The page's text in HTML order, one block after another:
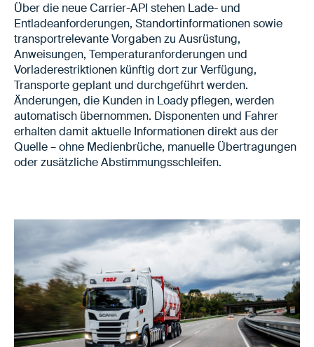
Über die neue Carrier-API stehen Lade- und
Entladeanforderungen, Standortinformationen sowie
transportrelevante Vorgaben zu Ausrüstung,
Anweisungen, Temperaturanforderungen und
Vorladerestriktionen künftig dort zur Verfügung,
Transporte geplant und durchgeführt werden.
Änderungen, die Kunden in Loady pflegen, werden
automatisch übernommen. Disponenten und Fahrer
erhalten damit aktuelle Informationen direkt aus der
Quelle – ohne Medienbrüche, manuelle Übertragungen
oder zusätzliche Abstimmungsschleifen.